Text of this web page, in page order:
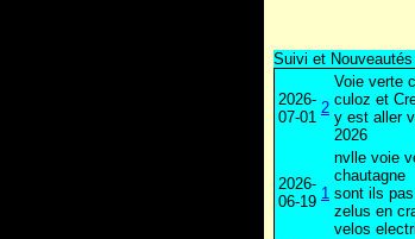
Suivi et Nouveautés
2026-
07-01
2
Voie verte
culoz et
y est aller
2026
2026-
06-19 1
nvlle voie
chautagne
sont ils
zelus en
velos